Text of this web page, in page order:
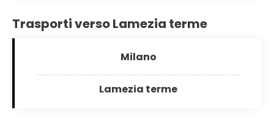
Trasporti verso Lamezia terme
Milano
Lamezia terme